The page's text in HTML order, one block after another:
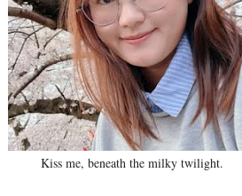
Kiss me, beneath the milky twilight.